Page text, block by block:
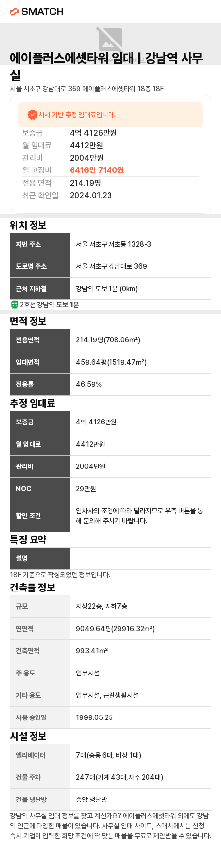
매물 사진을 준비 중이에요.
에이플러스에셋타워임대 | 강남역 사무
실
서울 서초구 강남대로 369 에이플러스에셋타워 18층 18F
시세 기반 추정 임대료입니다.
보증금 4억 4126만원
월 임대료
4412만원
관리비
2004만원
월 고정비
6416만 7140원
전용 면적
214.19평
최근 확인일
2024.01.23
위치 정보
지번 주소 서울 서초구 서초동 1328-3
도로명 주소 서울 서초구 강남대로 369
근처 지하철 강남역 도보 1분 (0km)
2호선 강남역 도보 1분
면적 정보
전용면적 214.19평(708.06㎡)
임대면적 459.64평(1519.47㎡)
전용률 46.59%
추정 임대료
보증금 4억 4126만원
월 임대료 4412만원
관리비 2004만원
NOC 29만원
할인 조건
임차사의 조건에 따라 달라지므로 우측 버튼을 통
해 문의해 주시기 바랍니다.
특징 요약
설명
18F 기준으로 작성되었던 정보입니다.
건축물 정보
규모 지상22층, 지하7층
연면적 9049.64평(29916.32㎡)
건축면적 993.41㎡
주 용도 업무시설
기타 용도 업무시설, 근린생활시설
사용 승인일 1999.05.25
시설 정보
엘리베이터 7대(승용 6대, 비상 1대)
건물 주차 247대(기계 43대,자주 204대)
건물 냉난방 중앙 냉난방
강남역 사무실 임대 정보를 찾고 계신가요? 에이플러스에셋타워 외에도 강남
역 인근에 다양한 매물이 있습니다. 사무실 임대 사이트, 스매치에서는 신청
즉시 기업이 입력한 희망 조건에 딱 맞는 매물을 무료로 제안받을 수 있습니다.